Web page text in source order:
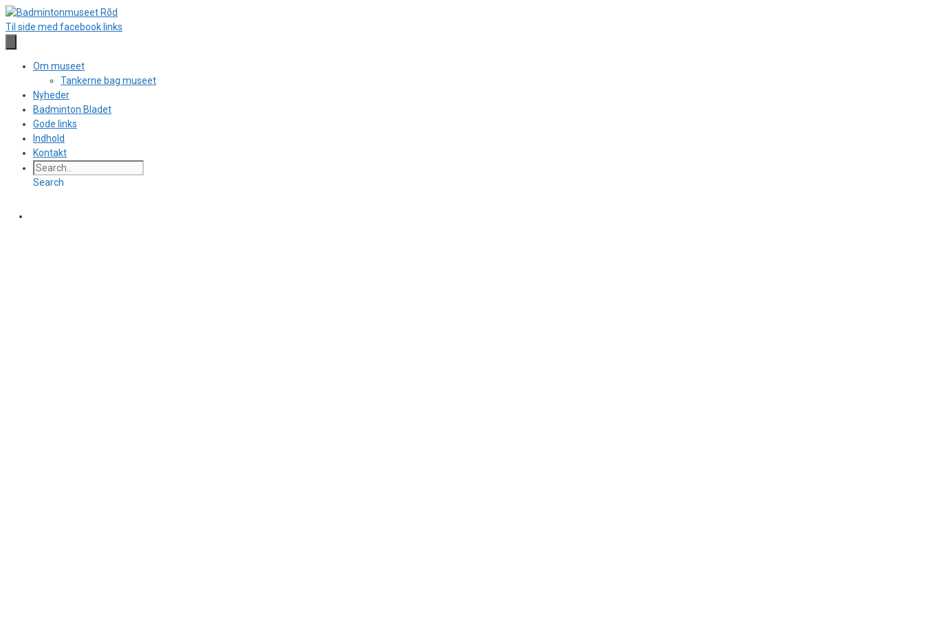
Hop
til
Til side med facebook links
Om museet
Tankerne bag museet
Nyheder
Badminton Bladet
Gode links
Indhold
Kontakt
Search